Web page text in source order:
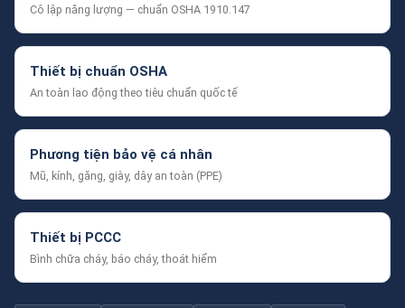
Cô lập năng lượng — chuẩn OSHA 1910.147
Thiết bị chuẩn OSHA
An toàn lao động theo tiêu chuẩn quốc tế
Phương tiện bảo vệ cá nhân
Mũ, kính, găng, giày, dây an toàn (PPE)
Thiết bị PCCC
Bình chữa cháy, báo cháy, thoát hiểm